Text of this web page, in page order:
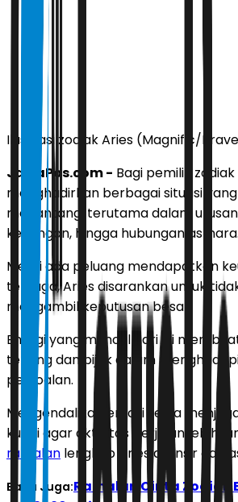
Ilustrasi zodiak Aries (Magnific/
JawaPos.com- Bagi pemilik
menghadirkan berbagai situasi
menantang, terutama dalam
keuangan, hingga hubungan asmara.
Meski ada peluang mendapatkan
terduga, Aries disarankan untuk
mengambil keputusan besar.
Energi yang muncul hari ini
tenang dan bijak dalam
persoalan.
Mengendalikan emosi serta
kunci agar aktivitas berjalan lebih
ramalan lengkap Aries dilansir dari
Baca Juga:Ramalan Cinta Zodiak